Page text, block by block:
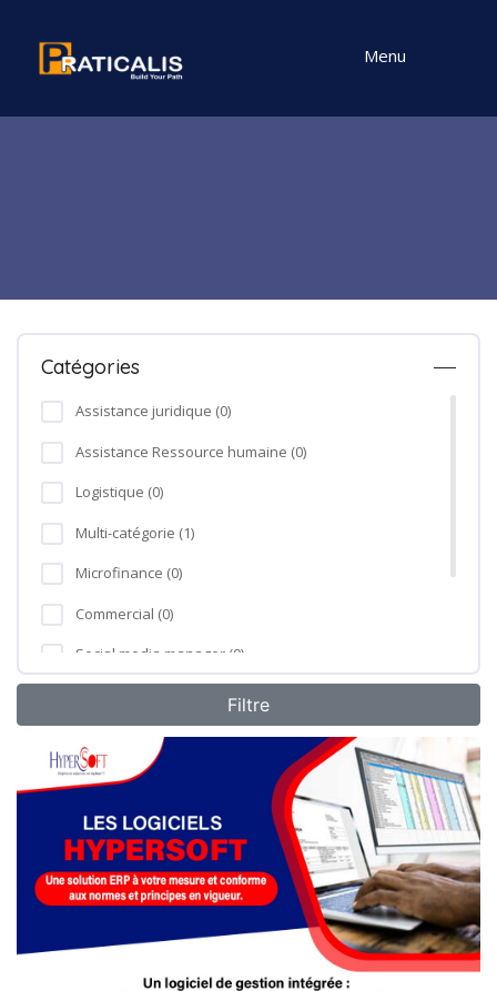
Menu
Catégories
Assistance juridique (0)
Assistance Ressource humaine (0)
Logistique (0)
Multi-catégorie (1)
Microfinance (0)
Commercial (0)
Social media manager (0)
Formation professionnelle (0)
Agro-industrie (0)